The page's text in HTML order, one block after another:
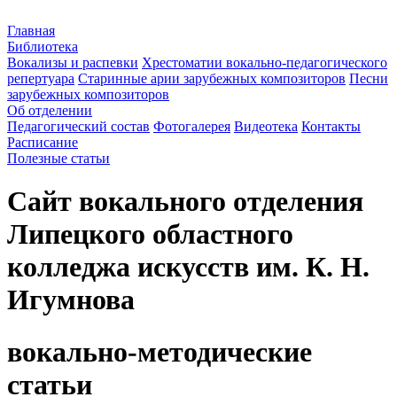
Главная
Библиотека
Вокализы и распевки Хрестоматии вокально-педагогического
репертуара Старинные арии зарубежных композиторов Песни
зарубежных композиторов
Об отделении
Педагогический состав Фотогалерея Видеотека Контакты
Расписание
Полезные статьи
Сайт вокального отделения
Липецкого областного
колледжа искусств им. К. Н.
Игумнова
вокально-методические
статьи